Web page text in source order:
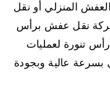
المنزلي أو نقل
شركة نقل عفش برأس
تنورة لعمليات
بسرعة عالية وبجودة